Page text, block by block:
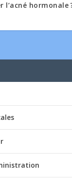
hormonale